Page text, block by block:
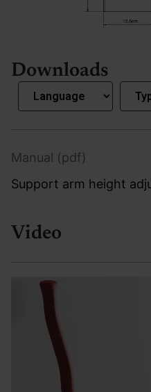
Downloads
Manual (pdf)
Support arm height
Video